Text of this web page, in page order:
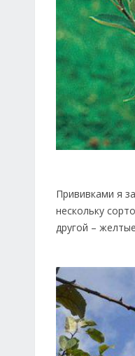
Прививками я
нескольку
другой –